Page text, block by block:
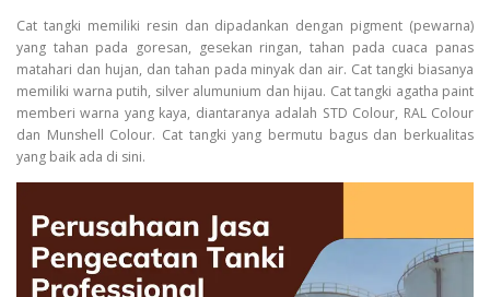
Cat tangki memiliki resin dan dipadankan dengan pigment (pewarna)
yang tahan pada goresan, gesekan ringan, tahan pada cuaca panas
matahari dan hujan, dan tahan pada minyak dan air. Cat tangki biasanya
memiliki warna putih, silver alumunium dan hijau. Cat tangki agatha paint
memberi warna yang kaya, diantaranya adalah STD Colour, RAL Colour
dan Munshell Colour. Cat tangki yang bermutu bagus dan berkualitas
yang baik ada di sini.